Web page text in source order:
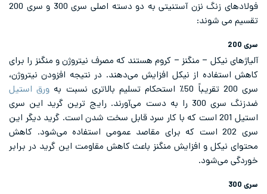
فولادهای زنگ نزن آستنیتی به دو دسته اصلی سری 300 و سری 200
تقسیم می شوند:
سری 200
آلیاژهای نیکل – منگنز – کروم هستند که مصرف نیتروژن و منگنز را برای
کاهش استفاده از نیکل افزایش می‌دهند. در نتیجه افزودن نیتروژن،
سری 200 تقریباً 50٪ استحکام تسلیم بالاتری نسبت به
ورق‌ استیل
ضدزنگ سری 300 را به دست می‌آورند. رایج ترین گرید این سری
استیل 201 است که با کار سرد قابل سخت شدن است. گرید دیگر این
سری 202 است که برای مقاصد عمومی استفاده می‌شود. کاهش
محتوای نیکل و افزایش منگنز باعث کاهش مقاومت این گرید در برابر
خوردگی می‌شود.
سری 300